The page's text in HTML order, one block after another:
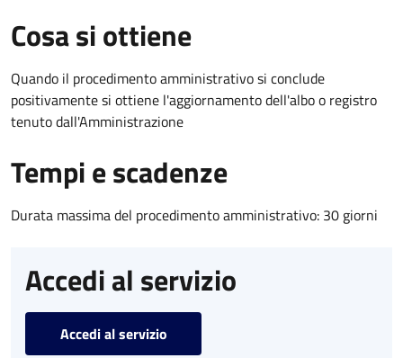
Cosa si ottiene
Quando il procedimento amministrativo si conclude
positivamente si ottiene l'aggiornamento dell'albo o registro
tenuto dall'Amministrazione
Tempi e scadenze
Durata massima del procedimento amministrativo: 30 giorni
Accedi al servizio
Accedi al servizio